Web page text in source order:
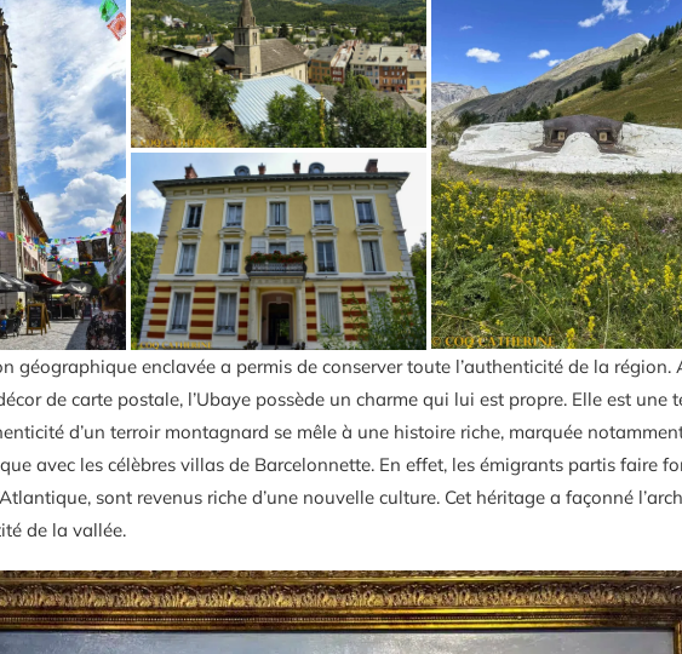
géographique enclavée a permis de conserver toute l’authenticité de la région.
de carte postale, l’Ubaye possède un charme qui lui est propre. Elle est une
d’un terroir montagnard se mêle à une histoire riche, marquée
avec les célèbres villas de Barcelonnette. En effet, les émigrants partis faire
sont revenus riche d’une nouvelle culture. Cet héritage a façonné
de la vallée.